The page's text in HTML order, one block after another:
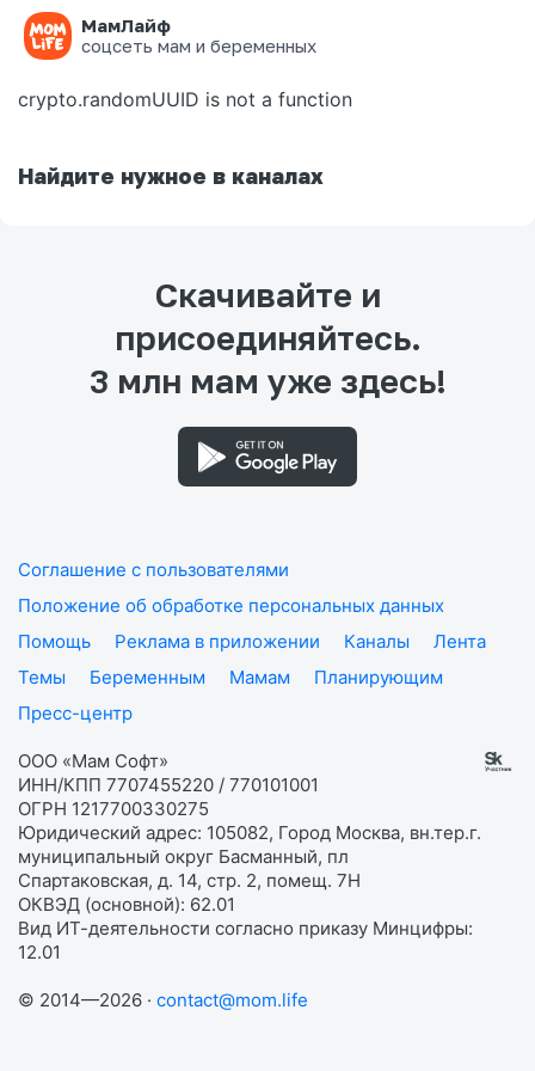
МамЛайф
соцсеть мам и беременных
Ошибка на странице
crypto.randomUUID is not a function
Найдите нужное в каналах
Скачивайте и
присоединяйтесь.
3 млн мам уже здесь!
Соглашение с пользователями
Положение об обработке персональных данных
Помощь
Реклама в приложении Каналы
Лента
Темы
Беременным Мамам
Планирующим
Пресс-центр
ООО «Мам Софт»
ИНН/КПП 7707455220 / 770101001
ОГРН 1217700330275
Юридический адрес: 105082, Город Москва, вн.тер.г.
муниципальный округ Басманный, пл
Спартаковская, д. 14, стр. 2, помещ. 7Н
ОКВЭД (основной): 62.01
Вид ИТ-деятельности согласно приказу Минцифры:
12.01
© 2014—2026 · contact@mom.life